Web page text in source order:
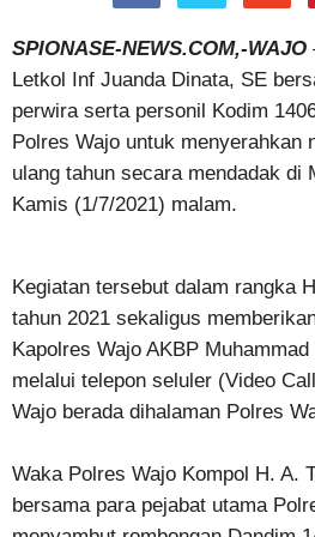
SPIONASE-NEWS.COM,-WAJO
Letkol Inf Juanda Dinata, SE
perwira serta personil Kodim
Polres Wajo untuk menyerahkan
ulang tahun secara mendadak di
Kamis (1/7/2021) malam.
Kegiatan tersebut dalam rangka
tahun 2021 sekaligus
Kapolres Wajo AKBP
melalui telepon seluler (Video
Wajo berada dihalaman Polres
Waka Polres Wajo Kompol H. A.
bersama para pejabat utama